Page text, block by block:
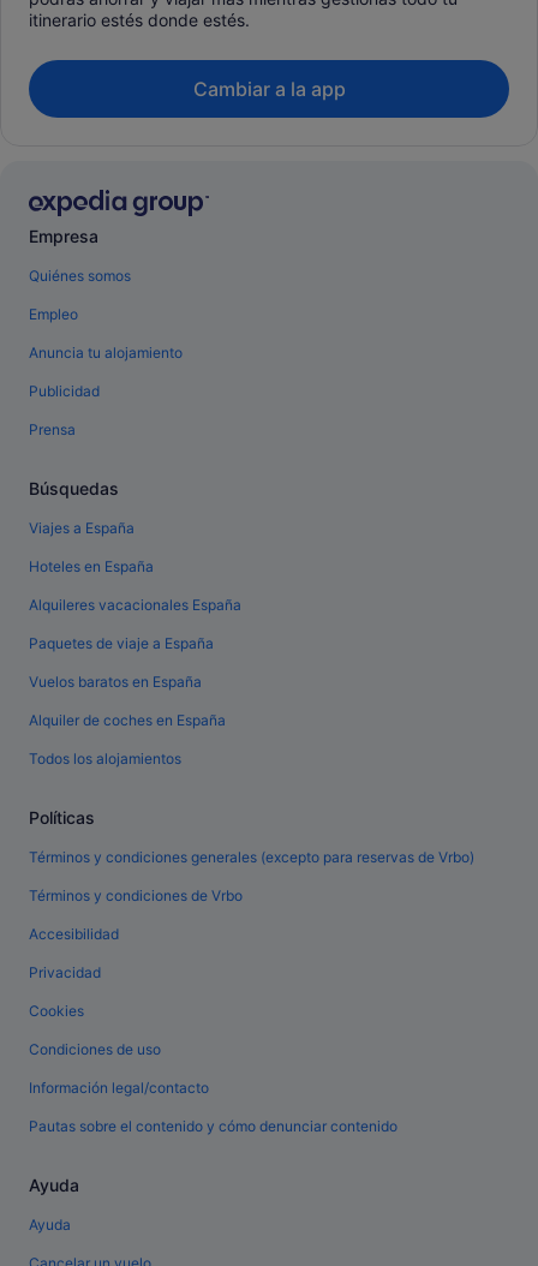
itinerario estés donde estés.
Cambiar a la app
Empresa
Quiénes somos
Empleo
Anuncia tu alojamiento
Publicidad
Prensa
Búsquedas
Viajes a España
Hoteles en España
Alquileres vacacionales España
Paquetes de viaje a España
Vuelos baratos en España
Alquiler de coches en España
Todos los alojamientos
Políticas
Términos y condiciones generales (excepto para reservas de Vrbo)
Términos y condiciones de Vrbo
Accesibilidad
Privacidad
Cookies
Condiciones de uso
Información legal/contacto
Pautas sobre el contenido y cómo denunciar contenido
Ayuda
Ayuda